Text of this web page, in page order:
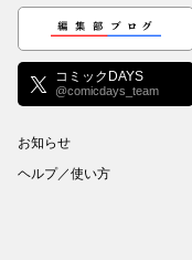
編集部ブログ
コミックDAYS
@comicdays_team
お知らせ
ヘルプ／使い方